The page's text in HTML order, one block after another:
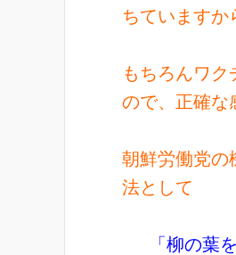
ちていますか
もちろんワ
ので、正確な
朝鮮労働党の
法として
「柳の葉